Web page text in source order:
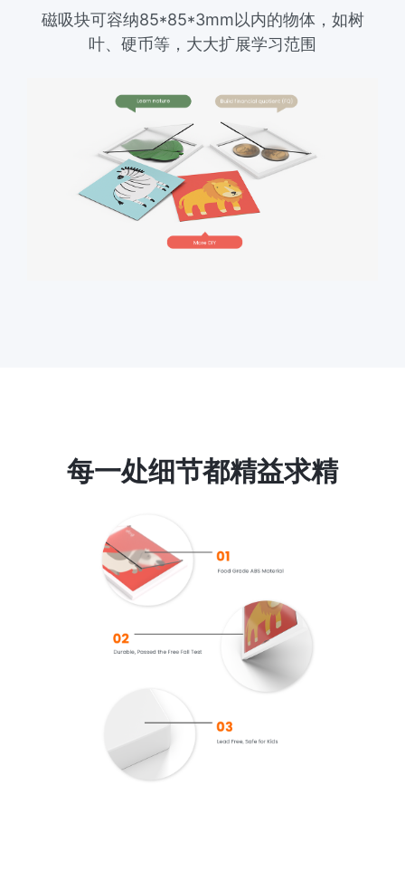
磁吸块可容纳85*85*3mm以内的物体，如树
叶、硬币等，大大扩展学习范围
每一处细节都精益求精